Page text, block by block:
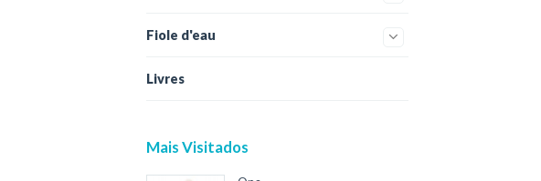
Fiole d'eau
Livres
Mais Visitados